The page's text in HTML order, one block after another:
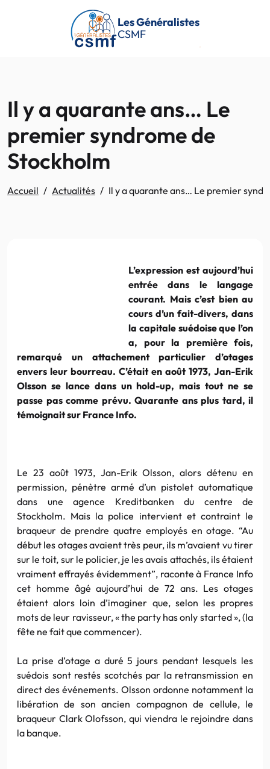
Passer au contenu principal
Les Généralistes
CSMF
Il y a quarante ans… Le
premier syndrome de
Stockholm
Accueil Actualités Il y a quarante ans… Le premier
L’expression est aujourd’hui
entrée dans le langage
courant. Mais c’est bien au
cours d’un fait-divers, dans
la capitale suédoise que l’on
a, pour la première fois,
remarqué un attachement particulier d’otages
envers leur bourreau. C’était en août 1973, Jan-Erik
Olsson se lance dans un hold-up, mais tout ne se
passe pas comme prévu. Quarante ans plus tard, il
témoignait sur France Info.
Le 23 août 1973, Jan-Erik Olsson, alors détenu en
permission, pénètre armé d’un pistolet automatique
dans une agence Kreditbanken du centre de
Stockholm. Mais la police intervient et contraint le
braqueur de prendre quatre employés en otage. “Au
début les otages avaient très peur, ils m’avaient vu tirer
sur le toit, sur le policier, je les avais attachés, ils étaient
vraiment effrayés évidemment”, raconte à France Info
cet homme âgé aujourd’hui de 72 ans. Les otages
étaient alors loin d’imaginer que, selon les propres
mots de leur ravisseur, « the party has only started », (la
fête ne fait que commencer).
La prise d’otage a duré 5 jours pendant lesquels les
suédois sont restés scotchés par la retransmission en
direct des événements. Olsson ordonne notamment la
libération de son ancien compagnon de cellule, le
braqueur Clark Olofsson, qui viendra le rejoindre dans
la banque.